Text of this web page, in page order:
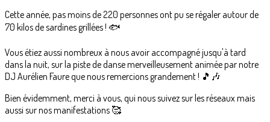
Cette année, pas moins de 220 personnes ont pu se régaler autour de
70 kilos de sardines grillées ! 🐟
Vous étiez aussi nombreux à nous avoir accompagné jusqu'à tard
dans la nuit, sur la piste de danse merveilleusement animée par notre
DJ Aurélien Faure que nous remercions grandement ! 🎵🎶
Bien évidemment, merci à vous, qui nous suivez sur les réseaux mais
aussi sur nos manifestations 🥰